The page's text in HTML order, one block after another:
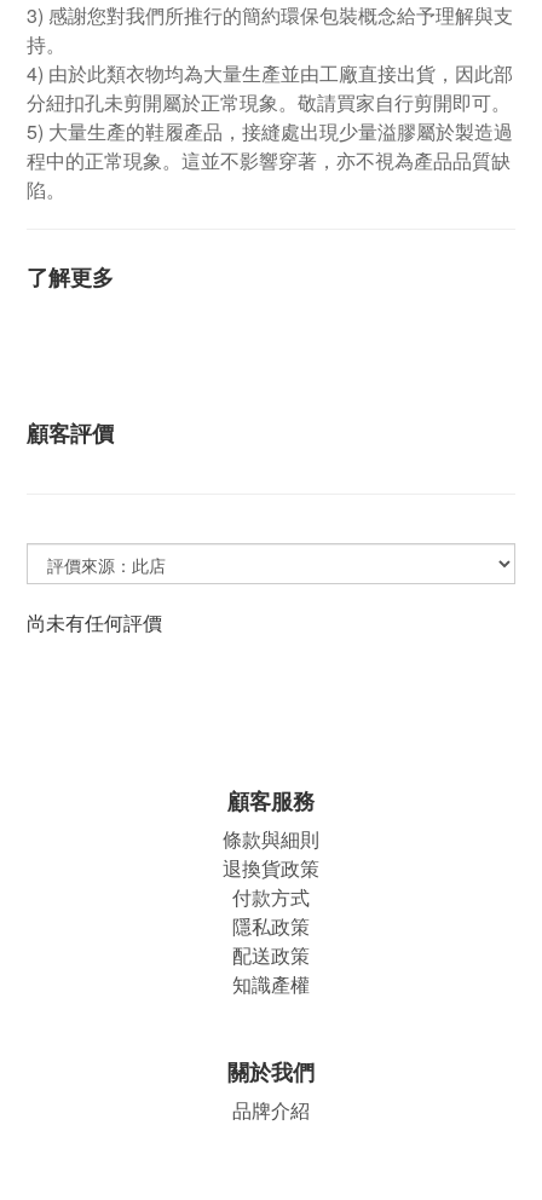
3) 感謝您對我們所推行的簡約環保包裝概念給予理解與支
持。
4) 由於此類衣物均為大量生產並由工廠直接出貨，因此部
分紐扣孔未剪開屬於正常現象。敬請買家自行剪開即可。
5) 大量生產的鞋履產品，接縫處出現少量溢膠屬於製造過
程中的正常現象。這並不影響穿著，亦不視為產品品質缺
陷。
了解更多
顧客評價
尚未有任何評價
顧客服務
條款與細則
退換貨政策
付款方式
隱私政策
配送政策
知識產權
關於我們
品牌介紹